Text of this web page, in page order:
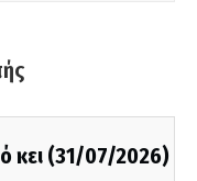
κει (31/07/2026)